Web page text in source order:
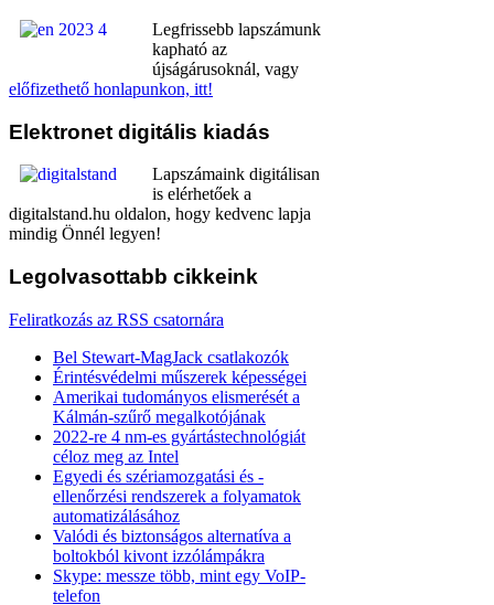
Legfrissebb lapszámunk
kapható az
újságárusoknál, vagy
előfizethető honlapunkon, itt!
Elektronet digitális kiadás
Lapszámaink digitálisan
is elérhetőek a
digitalstand.hu oldalon, hogy kedvenc lapja
mindig Önnél legyen!
Legolvasottabb cikkeink
Feliratkozás az RSS csatornára
Bel Stewart-MagJack csatlakozók
Érintésvédelmi műszerek képességei
Amerikai tudományos elismerését a
Kálmán-szűrő megalkotójának
2022-re 4 nm-es gyártástechnológiát
céloz meg az Intel
Egyedi és szériamozgatási és -
ellenőrzési rendszerek a folyamatok
automatizálásához
Valódi és biztonságos alternatíva a
boltokból kivont izzólámpákra
Skype: messze több, mint egy VoIP-
telefon